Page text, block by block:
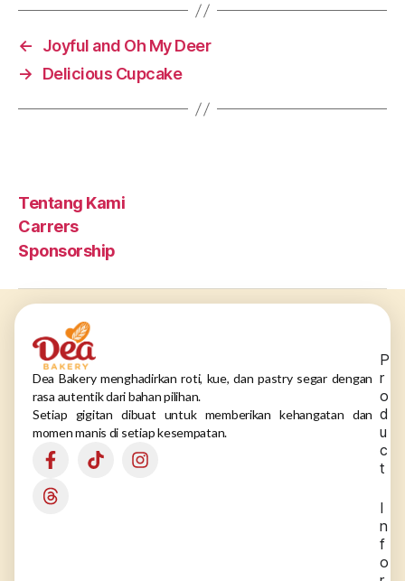
←
Joyful and Oh My Deer
→
Delicious Cupcake
Tentang Kami
Carrers
Sponsorship
Dea Bakery menghadirkan roti, kue, dan pastry segar dengan
rasa autentik dari bahan pilihan.
Setiap gigitan dibuat untuk memberikan kehangatan dan
momen manis di setiap kesempatan.
P
r
o
d
u
c
t
I
n
f
o